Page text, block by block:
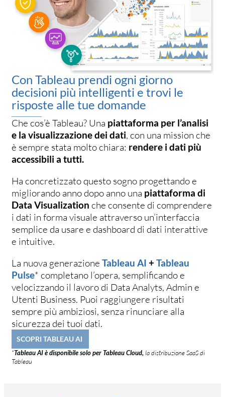
Con Tableau prendi ogni giorno
decisioni più intelligenti e trovi le
risposte alle tue domande
Che cos’è Tableau? Una piattaforma per l’analisi
e la visualizzazione dei dati, con una mission che
è sempre stata molto chiara: rendere i dati più
accessibili a tutti.
Ha concretizzato questo sogno progettando e
migliorando anno dopo anno una piattaforma di
Data Visualization che consente di comprendere
i dati in forma visuale attraverso un’interfaccia
semplice da usare e dashboard di dati interattive
e intuitive.
La nuova generazione Tableau AI +Tableau
Pulse* completano l’opera, semplificando e
velocizzando il lavoro di Data Analyts, Admin e
Utenti Business. Puoi raggiungere risultati
sempre più ambiziosi, senza rinunciare alla
sicurezza dei tuoi dati.
SCOPRI TABLEAU AI
*Tableau AI è disponibile solo per Tableau Cloud,la distribuzione SaaS di
Tableau